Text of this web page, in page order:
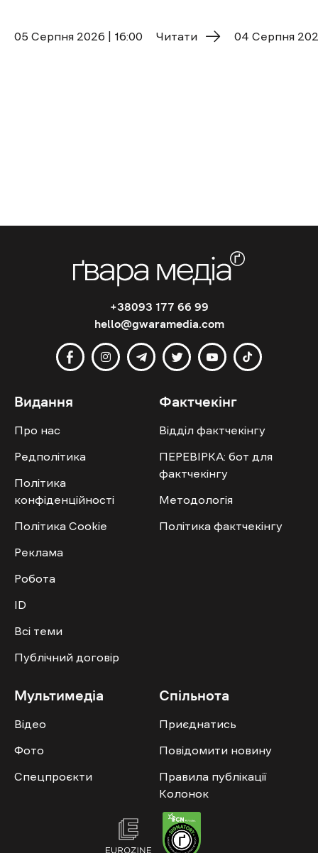
05 Cерпня 2026 | 16:00 Читати 04 Cерпня
+38093 177 66 99
hello@gwaramedia.com
Видання
Про нас
Редполітика
Політика
конфіденційності
Політика Cookie
Реклама
Робота
ID
Всі теми
Публічний договір
Фактчекінг
Відділ фактчекінгу
ПЕРЕВІРКА: бот для
фактчекінгу
Методологія
Політика фактчекінгу
Мультимедіа
Відео
Фото
Спецпроєкти
Спільнота
Приєднатись
Повідомити новину
Правила публікації
Колонок